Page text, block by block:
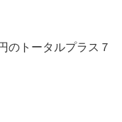
のトータルプラス７